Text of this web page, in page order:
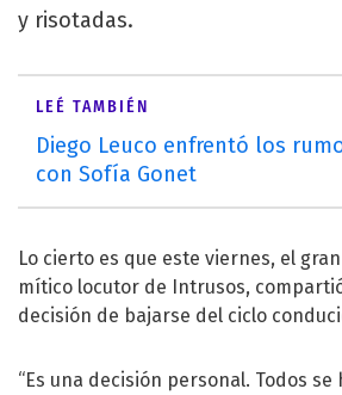
y risotadas.
LEÉ TAMBIÉN
Diego Leuco enfrentó los
con Sofía Gonet
Lo cierto es que este viernes, el
mítico locutor de Intrusos,
decisión de bajarse del ciclo
“Es una decisión personal. Todos